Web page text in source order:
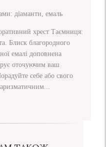
діаманти, емаль
хрест Таємниця:
Блиск благородного
емалі доповнена
оточуючим ваш
себе або свого